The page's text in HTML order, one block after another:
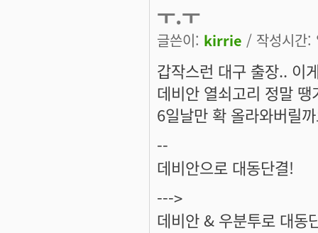
ㅜ.ㅜ
글쓴이: kirrie / 작성시간
갑작스런 대구 출장.. 이
데비안 열쇠고리 정말 땡
6일날만 확 올라와버릴
--
데비안으로 대동단결!
--->
데비안 & 우분투로 대동